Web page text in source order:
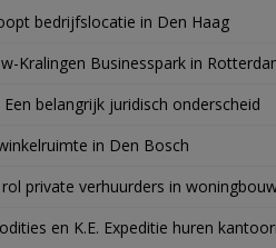
bedrijfslocatie in Den Haag
Kralingen Businesspark in
belangrijk juridisch onderscheid
in Den Bosch
private verhuurders in
en K.E. Expeditie huren